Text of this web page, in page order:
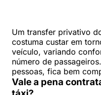
Um transfer privativo
costuma custar em
veículo, variando
número de
pessoas, fica bem
Vale a pena